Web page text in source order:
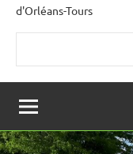
d'Orléans-Tours